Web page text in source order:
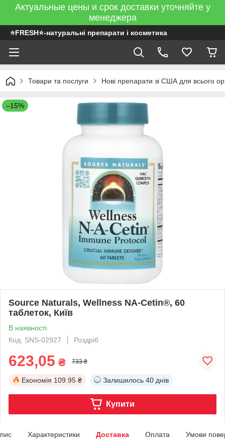
Актуальные цены и срок доставки уточняйте у
менеджера
⭐FRESH⭐-натуральні препарати і косметика
Товари та послуги Нові препарати зі США для всього
–15%
Source Naturals, Wellness NA-Cetin®, 60
таблеток, Київ
В наявності
Код: SNS-02927
Роздріб
623,05 ₴ 733 ₴
Економія 109.95 ₴ Залишилось 40 днів
Купити
Характеристики Доставка Оплата Умови